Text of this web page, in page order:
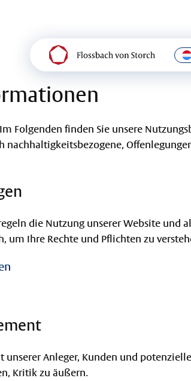
Folgenden finden Sie unsere
nachhaltigkeitsbezogene,
die Nutzung unserer Website und
um Ihre Rechte und Pflichten zu
unserer Anleger, Kunden und
Kritik zu äußern.